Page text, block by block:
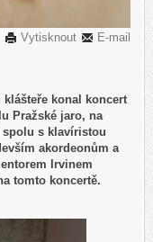
E-mail
Vytisknout
klášteře konal koncert
Pražské jaro, na
spolu s klavíristou
akordeonům a
Irvinem
tomto koncertě.